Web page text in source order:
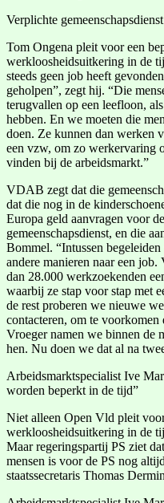
Verplichte
Tom Ongena pleit voor een
werkloosheidsuitkering in de
steeds geen job heeft
geholpen”, zegt hij. “Die
terugvallen op een leefloon,
hebben. En we moeten die
doen. Ze kunnen dan werken
een vzw, om zo werkervaring
vinden bij de arbeidsmarkt.”
VDAB zegt dat die
dat die nog in de
Europa geld aanvragen voor
gemeenschapsdienst, en die
Bommel. “Intussen
andere manieren naar een
dan 28.000 werkzoekenden
waarbij ze stap voor stap met
de rest proberen we nieuwe
contacteren, om te
Vroeger namen we binnen de
hen. Nu doen we dat al na
Arbeidsmarktspecialist Ive
worden beperkt in de tijd”
Niet alleen Open Vld pleit
werkloosheidsuitkering in de
Maar regeringspartij PS ziet
mensen is voor de PS nog
staatssecretaris Thomas